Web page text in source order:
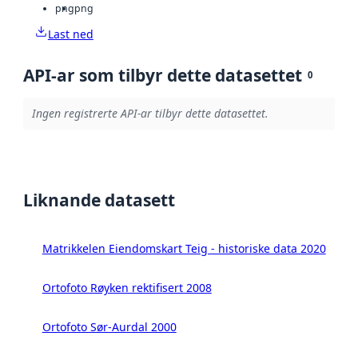
pngpng
Last ned
API-ar som tilbyr dette datasettet 0
Ingen registrerte API-ar tilbyr dette datasettet.
Liknande datasett
Matrikkelen Eiendomskart Teig - historiske data 2020
Ortofoto Røyken rektifisert 2008
Ortofoto Sør-Aurdal 2000